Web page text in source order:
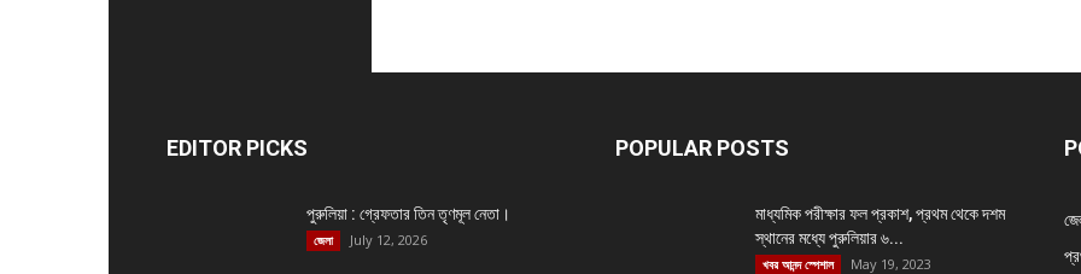
EDITOR PICKS
পুরুলিয়া : গ্রেফতার তিন তৃণমূল নেতা।
জেলা July 12, 2026
POPULAR POSTS
মাধ্যমিক পরীক্ষার ফল প্রকাশ, প্রথম থেকে দশম
স্থানের মধ্যে পুরুলিয়ার ৬...
খবর আনন্দ স্পেশাল May 19, 2023